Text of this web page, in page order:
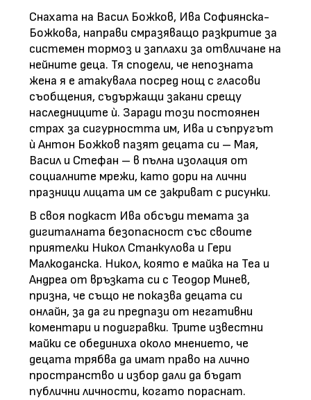
Снахата на Васил Божков, Ива Софиянска-
Божкова, направи смразяващо разкритие за
системен тормоз и заплахи за отвличане на
нейните деца. Тя сподели, че непозната
жена я е атакувала посред нощ с гласови
съобщения, съдържащи закани срещу
наследниците ѝ. Заради този постоянен
страх за сигурността им, Ива и съпругът
ѝ Антон Божков пазят децата си – Мая,
Васил и Стефан – в пълна изолация от
социалните мрежи, като дори на лични
празници лицата им се закриват с рисунки.
В своя подкаст Ива обсъди темата за
дигиталната безопасност със своите
приятелки Никол Станкулова и Гери
Малкоданска. Никол, която е майка на Теа и
Андреа от връзката си с Теодор Минев,
призна, че също не показва децата си
онлайн, за да ги предпази от негативни
коментари и подигравки. Трите известни
майки се обединиха около мнението, че
децата трябва да имат право на лично
пространство и избор дали да бъдат
публични личности, когато пораснат.